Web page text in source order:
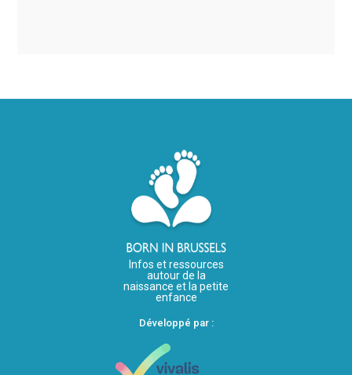
Infos et ressources
autour de la
naissance et la petite
enfance
Développé par :